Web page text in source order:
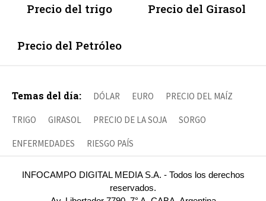
Precio del trigo Precio del Girasol
Precio del Petróleo
Temas del día: DÓLAR EURO PRECIO DEL MAÍZ
TRIGO GIRASOL PRECIO DE LA SOJA SORGO
ENFERMEDADES RIESGO PAÍS
INFOCAMPO DIGITAL MEDIA S.A. - Todos los derechos
reservados.